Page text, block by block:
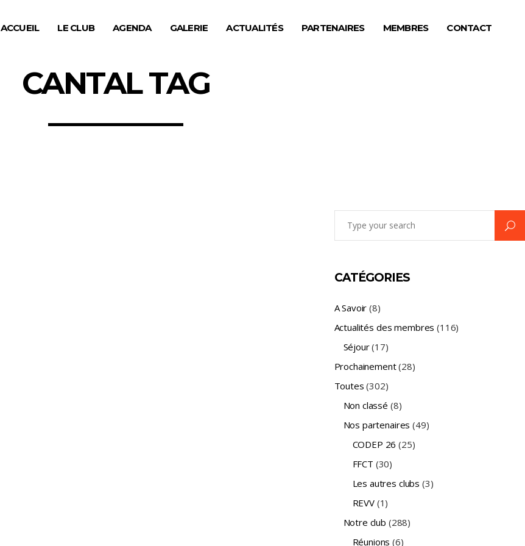
ACCUEIL LE CLUB AGENDA GALERIE ACTUALITÉS PARTENAIRES MEMBRES CONTACT
CANTAL TAG
CATÉGORIES
A Savoir (8)
Actualités des membres (116)
Séjour(17)
Prochainement(28)
Toutes (302)
Non classé (8)
Nos partenaires (49)
CODEP 26 (25)
FFCT (30)
Les autres clubs (3)
REVV(1)
Notre club (288)
Réunions (6)